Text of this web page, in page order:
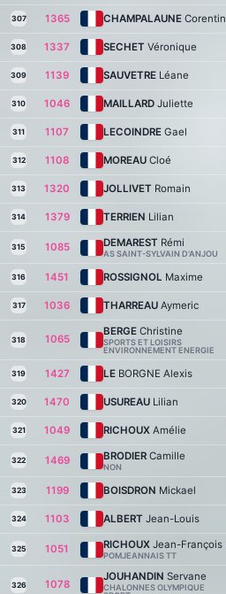
307 1365 CHAMPALAUNE Corentin
308 1337 SECHET Véronique
309 1139 SAUVETRE Léane
310 1046 MAILLARD Juliette
311 1107 LECOINDRE Gael
312 1108 MOREAU Cloé
313 1320 JOLLIVET Romain
314 1379 TERRIEN Lilian
315 1085 DEMAREST Rémi
AS SAINT-SYLVAIN D'ANJOU
316 1451 ROSSIGNOL Maxime
317 1036 THARREAU Aymeric
318 1065
BERGE Christine
SPORTS ET LOISIRS
ENVIRONNEMENT ENERGIE
319 1427 LE BORGNE Alexis
320 1470 USUREAU Lilian
321 1049 RICHOUX Amélie
322 1469 BRODIER Camille
NON
323 1199 BOISDRON Mickael
324 1103 ALBERT Jean-Louis
325 1051 RICHOUX Jean-François
POMJEANNAIS TT
326 1078
JOUHANDIN Servane
CHALONNES OLYMPIQUE